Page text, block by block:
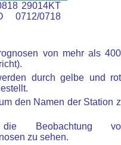
29014KT
0712/0718
von mehr als
durch gelbe und
den Namen der Station
Beobachtung
zu sehen.